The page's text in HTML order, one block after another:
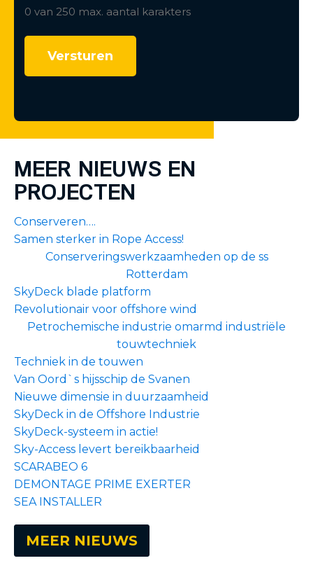
0 van 250 max. aantal karakters
MEER NIEUWS EN
PROJECTEN
Conserveren….
Samen sterker in Rope Access!
Conserveringswerkzaamheden op de ss
Rotterdam
SkyDeck blade platform
Revolutionair voor offshore wind
Petrochemische industrie omarmd industriële
touwtechniek
Techniek in de touwen
Van Oord`s hijsschip de Svanen
Nieuwe dimensie in duurzaamheid
SkyDeck in de Offshore Industrie
SkyDeck-systeem in actie!
Sky-Access levert bereikbaarheid
SCARABEO 6
DEMONTAGE PRIME EXERTER
SEA INSTALLER
MEER NIEUWS